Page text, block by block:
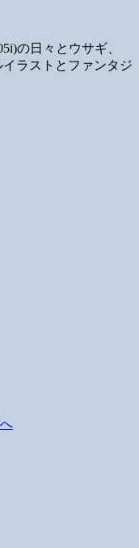
の日々とウサギ、
ラストとファンタジ